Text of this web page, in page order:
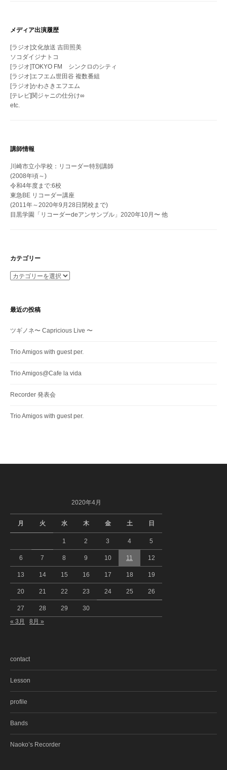
メディア出演履歴
[ラジオ]文化放送 吉田照美
ソコダイジナトコ
[ラジオ]TOKYO FM シンクロのシティ
[ラジオ]エフエム世田谷 複数番組
[ラジオ]かわさきエフエム
[テレビ]関ジャニの仕分け∞
etc.
講師情報
川崎市立小学校：リコーダー特別講師
(2008年頃～)
令和4年度まで:6校
東急BE リコーダー講座
(2011年～2020年9月28日閉校まで)
目黒学園「リコーダーdeアンサンブル」2020年10月〜 他
カテゴリー
カ
ー
最近の投稿
ツギノネ〜 Capricious Live 〜
Trio Amigos with guest per.
Trio Amigos@Cafe la vida
Recorder 発表会
Trio Amigos with guest per.
2020年4月
月 火 水 木 金 土 日
1 2 3 4 5
6 7 8 9 10 11 12
13 14 15 16 17 18 19
20 21 22 23 24 25 26
27 28 29 30
« 3月 8月 »
contact
Lesson
profile
Bands
Naoko’s Recorder